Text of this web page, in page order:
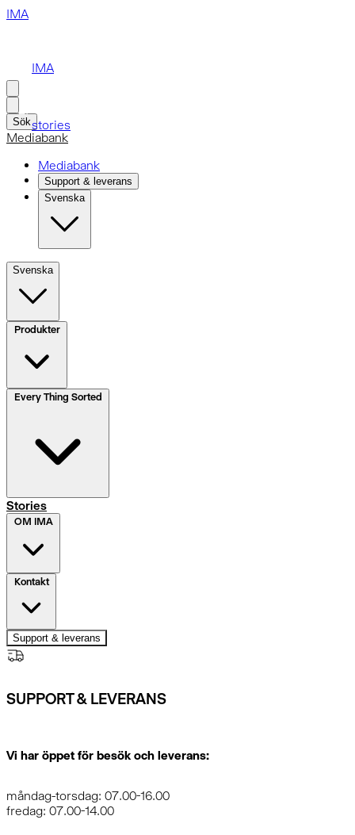
IMA
Sök
Mediabank
Mediabank
Support & leverans
Svenska
Svenska
Produkter
Stories
OM IMA
Kontakt
Support & leverans
SUPPORT & LEVERANS
Vi har öppet för besök och leverans:
måndag-torsdag: 07.00-16.00
fredag: 07.00-14.00
IMA
stories